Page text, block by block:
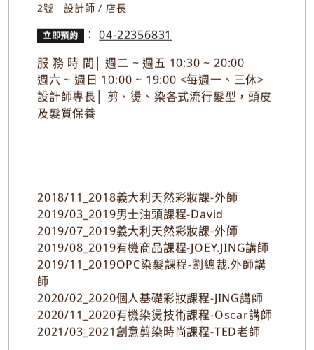
2號 設計師 / 店長
立即預約 ：04-22356831
服 務 時 間│ 週二 ~ 週五 10:30 ~ 20:00
週六 ~ 週日 10:00 ~ 19:00 <每週一、三休>
設計師專長│ 剪、燙、染各式流行髮型，頭皮
及髮質保養
2018/11_2018義大利天然彩妝課-外師
2019/03_2019男士油頭課程-David
2019/07_2019義大利天然彩妝課-外師
2019/08_2019有機商品課程-JOEY.JING講師
2019/11_2019OPC染髮課程-劉總裁.外師講
師
2020/02_2020個人基礎彩妝課程-JING講師
2020/11_2020有機染燙技術課程-Oscar講師
2021/03_2021創意剪染時尚課程-TED老師